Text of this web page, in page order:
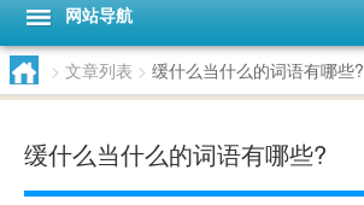
网站导航
> 文章列表 > 缓什么当什么的词语有哪些?
缓什么当什么的词语有哪些?